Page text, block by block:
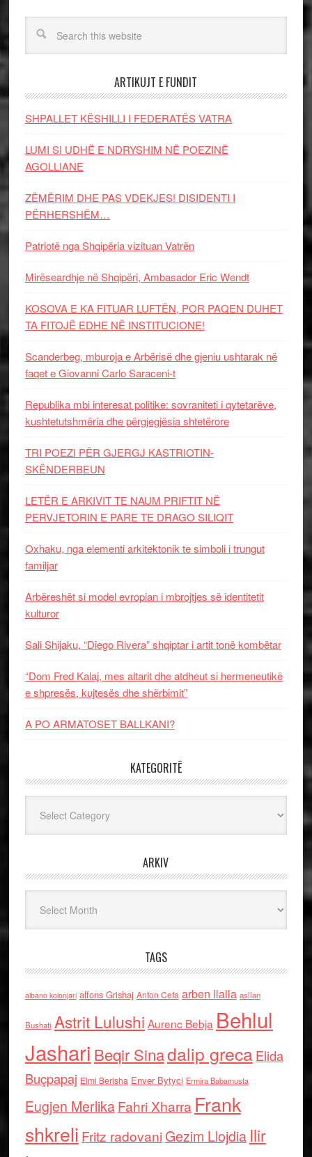
ARTIKUJT E FUNDIT
SHPALLET KËSHILLI I FEDERATËS VATRA
LUMI SI UDHË E NDRYSHIM NË POEZINË
AGOLLIANE
ZËMËRIM DHE PAS VDEKJES! DISIDENTI I
PËRHERSHËM…
Patriotë nga Shqipëria vizituan Vatrën
Mirëseardhje në Shqipëri, Ambasador Eric Wendt
KOSOVA E KA FITUAR LUFTËN, POR PAQEN DUHET
TA FITOJË EDHE NË INSTITUCIONE!
Scanderbeg, mburoja e Arbërisë dhe gjeniu ushtarak në
faqet e Giovanni Carlo Saraceni-t
Republika mbi interesat politike: sovraniteti i qytetarëve,
kushtetutshmëria dhe përgjegjësia shtetërore
TRI POEZI PËR GJERGJ KASTRIOTIN-
SKËNDERBEUN
LETËR E ARKIVIT TE NAUM PRIFTIT NË
PERVJETORIN E PARE TE DRAGO SILIQIT
Oxhaku, nga elementi arkitektonik te simboli i trungut
familjar
Arbëreshët si model evropian i mbrojtjes së identitetit
kulturor
Sali Shijaku, “Diego Rivera” shqiptar i artit tonë kombëtar
“Dom Fred Kalaj, mes altarit dhe atdheut si hermeneutikë
e shpresës, kujtesës dhe shërbimit”
A PO ARMATOSET BALLKANI?
KATEGORITË
ARKIV
TAGS
albano kolonjari alfons Grishaj Anton Cefa arben llalla asllan
Bushati Astrit Lulushi Aurenc Bebja Behlul
Jashari Beqir Sinadalip grecaElida
Buçpapaj Elmi Berisha Enver Bytyci Ermira Babamusta
Eugjen MerlikaFahri Xharra Frank
shkreli Fritz radovaniGezim Llojdia Ilir